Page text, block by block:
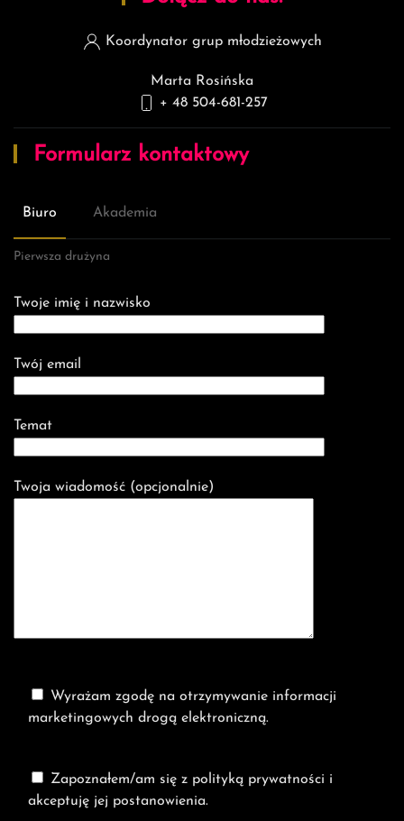
Koordynator grup młodzieżowych
Marta Rosińska
+ 48 504-681-257
Formularz kontaktowy
Biuro Akademia
Pierwsza drużyna
Twoje imię i nazwisko
Twój email
Temat
Twoja wiadomość (opcjonalnie)
Wyrażam zgodę na otrzymywanie informacji
marketingowych drogą elektroniczną.
Zapoznałem/am się z polityką prywatności i
akceptuję jej postanowienia.